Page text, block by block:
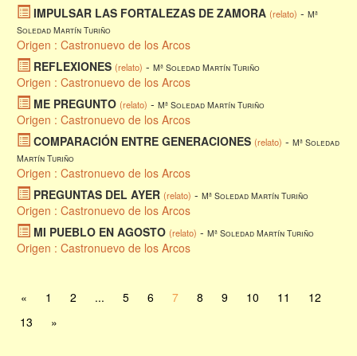
IMPULSAR LAS FORTALEZAS DE ZAMORA (relato) - Mª
Soledad Martín Turiño
Origen : Castronuevo de los Arcos
REFLEXIONES (relato) - Mª Soledad Martín Turiño
Origen : Castronuevo de los Arcos
ME PREGUNTO (relato) - Mª Soledad Martín Turiño
Origen : Castronuevo de los Arcos
COMPARACIÓN ENTRE GENERACIONES (relato) - Mª Soledad
Martín Turiño
Origen : Castronuevo de los Arcos
PREGUNTAS DEL AYER (relato) - Mª Soledad Martín Turiño
Origen : Castronuevo de los Arcos
MI PUEBLO EN AGOSTO (relato) - Mª Soledad Martín Turiño
Origen : Castronuevo de los Arcos
« 1 2 ... 5 6 7 8 9 10 11
12
13
»